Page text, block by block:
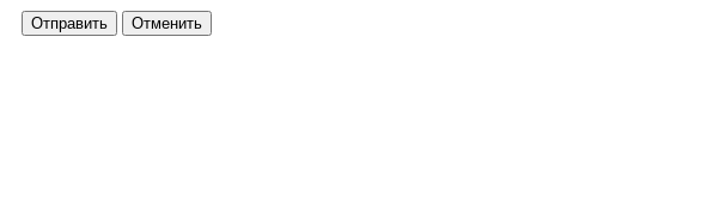
Отправить Отменить